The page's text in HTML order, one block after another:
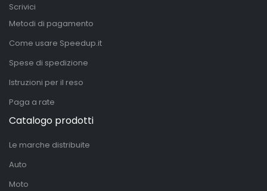
Scrivici
Metodi di pagamento
Come usare Speedup.it
Spese di spedizione
Istruzioni per il reso
Paga a rate
Catalogo prodotti
Le marche distribuite
Auto
Moto